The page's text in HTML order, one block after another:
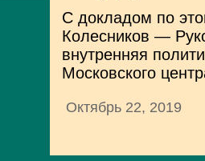
С докладом по
Колесников —
внутренняя
Московского
Октябрь 22, 2019